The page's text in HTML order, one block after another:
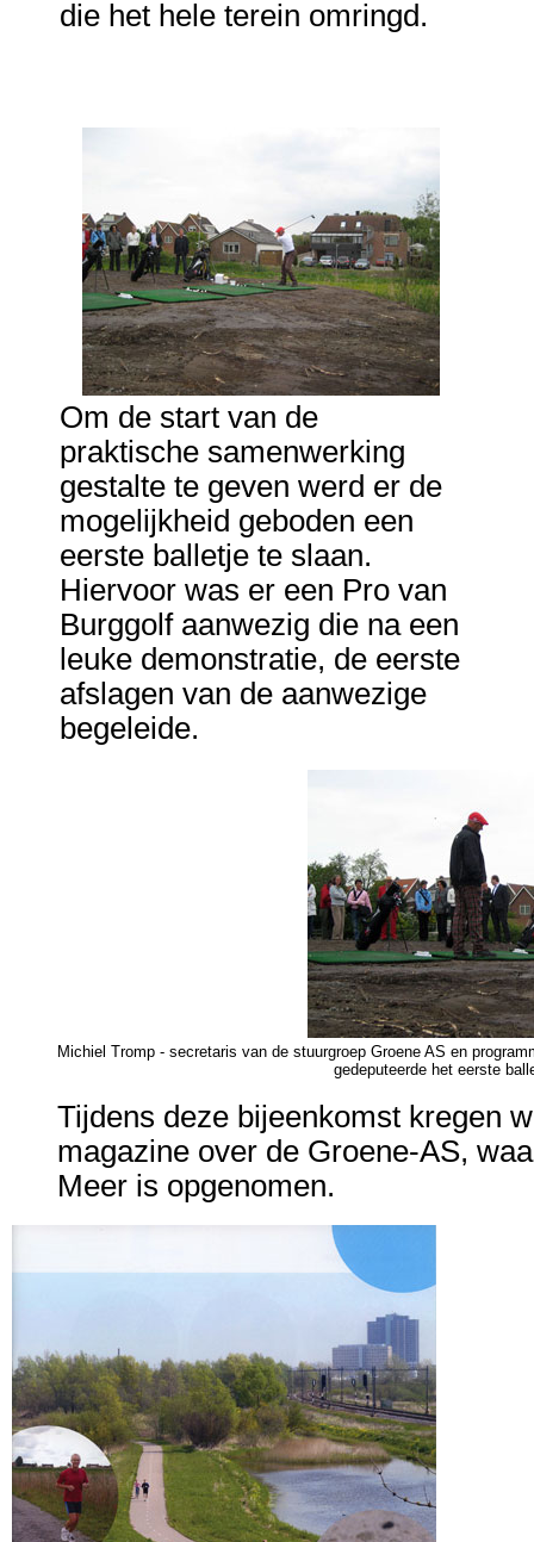
die het hele terein omringd.
Om de start van de
praktische samenwerking
gestalte te geven werd er de
mogelijkheid geboden een
eerste balletje te slaan.
Hiervoor was er een Pro van
Burggolf aanwezig die na een
leuke demonstratie, de eerste
afslagen van de aanwezige
begeleide.
Michiel Tromp - secretaris van de stuurgroep Groene AS en
gedeputeerde het eerste
Tijdens deze bijeenkomst kregen
magazine over de Groene-AS,
Meer is opgenomen.